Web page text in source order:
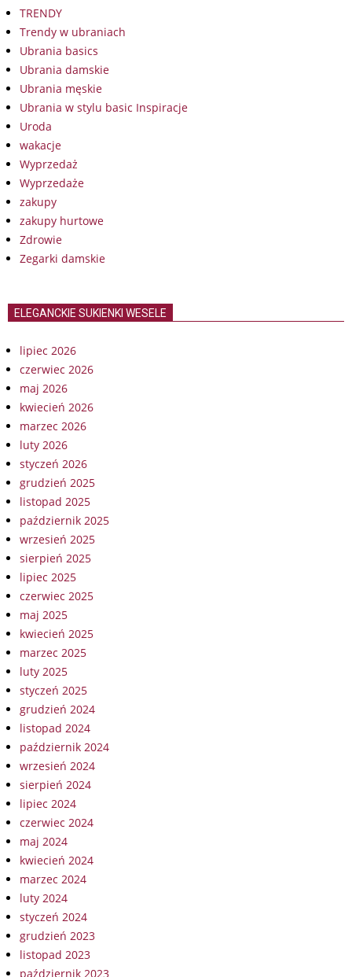
TRENDY
Trendy w ubraniach
Ubrania basics
Ubrania damskie
Ubrania męskie
Ubrania w stylu basic Inspiracje
Uroda
wakacje
Wyprzedaż
Wyprzedaże
zakupy
zakupy hurtowe
Zdrowie
Zegarki damskie
ELEGANCKIE SUKIENKI WESELE
lipiec 2026
czerwiec 2026
maj 2026
kwiecień 2026
marzec 2026
luty 2026
styczeń 2026
grudzień 2025
listopad 2025
październik 2025
wrzesień 2025
sierpień 2025
lipiec 2025
czerwiec 2025
maj 2025
kwiecień 2025
marzec 2025
luty 2025
styczeń 2025
grudzień 2024
listopad 2024
październik 2024
wrzesień 2024
sierpień 2024
lipiec 2024
czerwiec 2024
maj 2024
kwiecień 2024
marzec 2024
luty 2024
styczeń 2024
grudzień 2023
listopad 2023
październik 2023